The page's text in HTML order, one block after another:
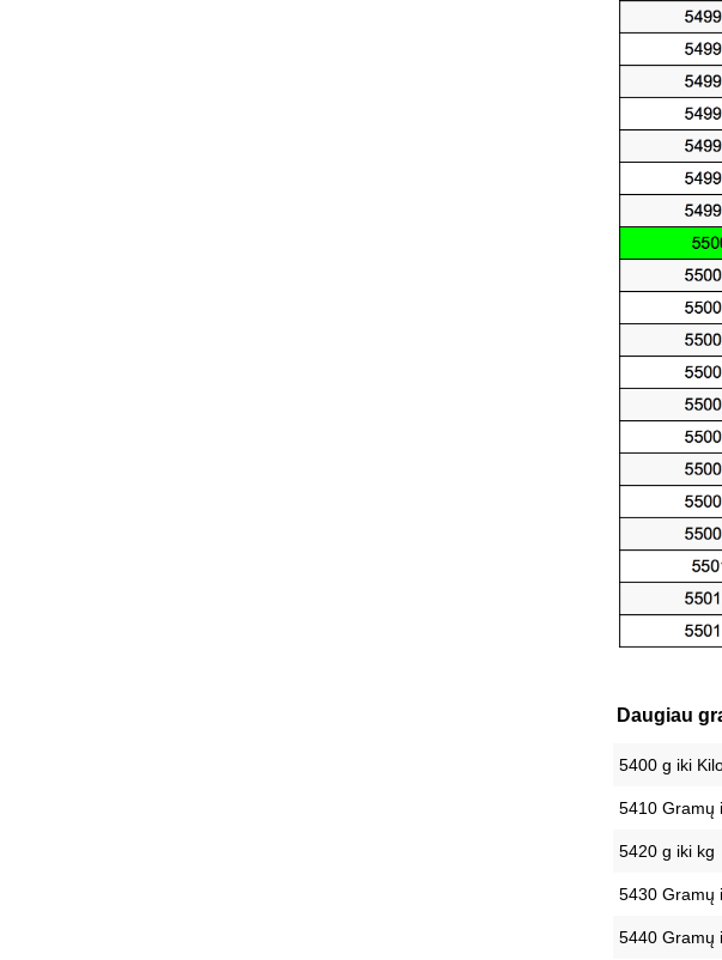
Daugiau
5400 g iki
5410 Gramų
5420 g iki kg
5430 Gramų
5440 Gramų